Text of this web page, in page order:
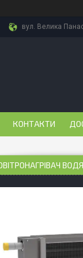
вул. Велика
КОНТАКТИ